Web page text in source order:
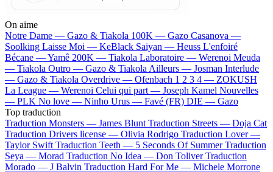
On aime
Notre Dame — Gazo & Tiakola 100K — Gazo Casanova —
Soolking Laisse Moi — KeBlack Saiyan — Heuss L'enfoiré
Bécane —Yamê 200K — Tiakola Laboratoire — Werenoi Meuda
— Tiakola Outro — Gazo & Tiakola Ailleurs — Josman Interlude
— Gazo & Tiakola Overdrive — Ofenbach 1 2 3 4 — ZOKUSH
La League — Werenoi Celui qui part — Joseph Kamel Nouvelles
— PLK No love — Ninho Urus — Favé (FR) DIE — Gazo
Top traduction
Traduction Monsters — James Blunt Traduction Streets — Doja Cat
Traduction Drivers license — Olivia Rodrigo Traduction Lover —
Taylor Swift Traduction Teeth — 5 Seconds Of Summer Traduction
Seya — Morad Traduction No Idea — Don Toliver Traduction
Morado — J Balvin Traduction Hard For Me — Michele Morrone